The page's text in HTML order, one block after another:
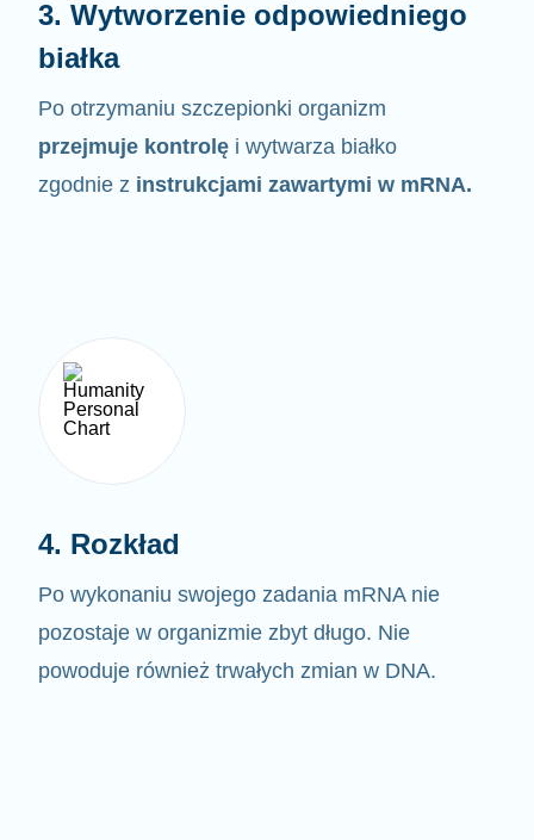
białka
Po otrzymaniu szczepionki organizm
przejmuje kontrolęi wytwarza białko
zgodnie zinstrukcjami zawartymi wmRNA.
Po wykonaniu swojego zadania mRNA nie
pozostaje w organizmie zbyt długo. Nie
powoduje również trwałych zmian w DNA.